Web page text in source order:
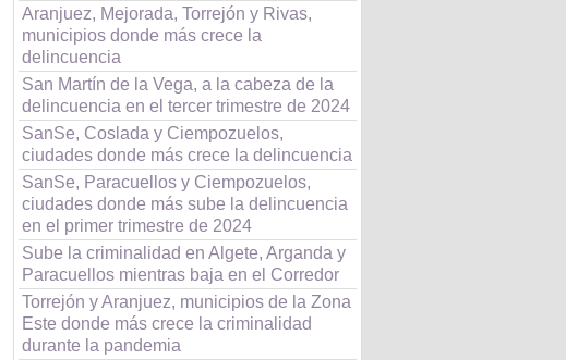
Aranjuez, Mejorada, Torrejón y Rivas,
municipios donde más crece la
delincuencia
San Martín de la Vega, a la cabeza de la
delincuencia en el tercer trimestre de 2024
SanSe, Coslada y Ciempozuelos,
ciudades donde más crece la delincuencia
SanSe, Paracuellos y Ciempozuelos,
ciudades donde más sube la delincuencia
en el primer trimestre de 2024
Sube la criminalidad en Algete, Arganda y
Paracuellos mientras baja en el Corredor
Torrejón y Aranjuez, municipios de la Zona
Este donde más crece la criminalidad
durante la pandemia